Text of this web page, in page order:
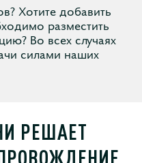
Хотите добавить
разместить
Во всех случаях
силами наших
РЕШАЕТ